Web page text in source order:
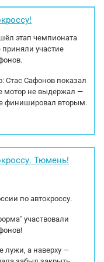
км/33.806м.ч
МКKП GRS05
этап чемпионата
приняли участие
Стас Сафонов показал
мотор не выдержал —
финишировал вторым.
Тюмень!
по автокроссу.
участвовали
лужи, а наверху —